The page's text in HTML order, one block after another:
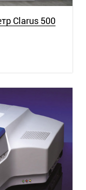
Clarus 500